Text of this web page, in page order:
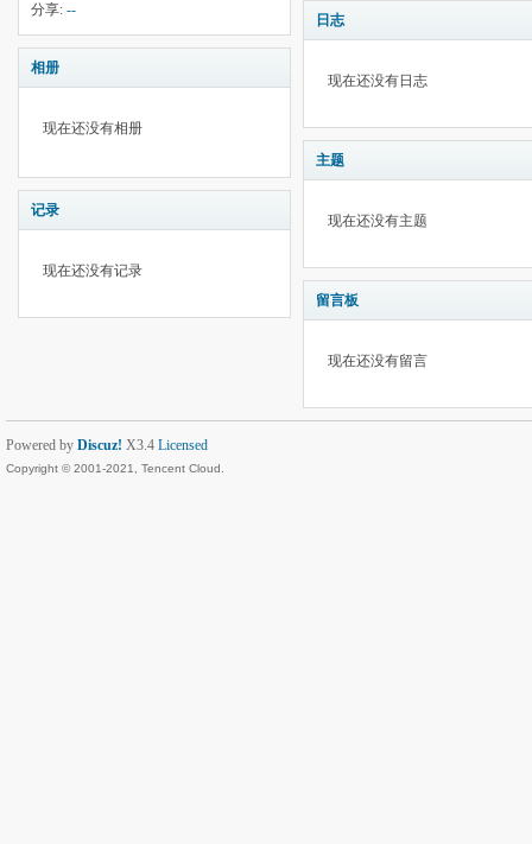
分享: --
相册
现在还没有相册
记录
现在还没有记录
日志
现在还没有日志
主题
现在还没有主题
留言板
现在还没有留言
Powered by Discuz! X3.4 Licensed
Copyright © 2001-2021, Tencent Cloud.